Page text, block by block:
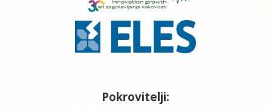
Pokrovitelji: